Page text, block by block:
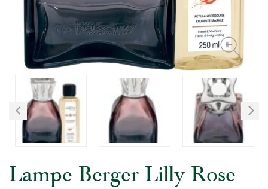
Lampe Berger Lilly Rose